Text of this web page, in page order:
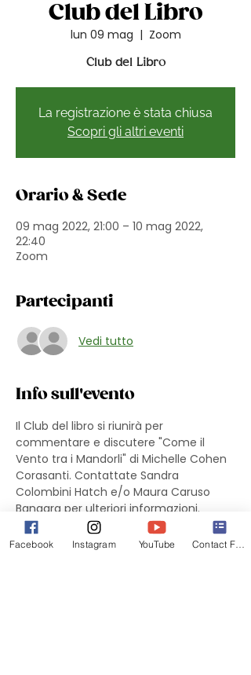
Club del Libro
lun 09 mag
  |
Zoom
Club del Libro
La registrazione è stata chiusa
Scopri gli altri eventi
Orario & Sede
09 mag 2022, 21:00 – 10 mag 2022,
22:40
Zoom
Partecipanti
Vedi tutto
Info sull'evento
Il Club del libro si riunirà per
commentare e discutere "Come il
Vento tra i Mandorli" di Michelle Cohen
Corasanti. Contattate Sandra
Colombini Hatch e/o Maura Caruso
Bangara per ulteriori informazioni.
Facebook Instagram YouTube Contact Form